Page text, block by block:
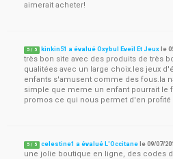
aimerait acheter!
5 / 5 kinkin51 a évalué Oxybul Eveil Et Jeux le
très bon site avec des produits de très
qualitées avec un large choix.les jeux
enfants s'amusent comme des fous.la
simple que meme un enfant pourrait le
promos ce qui nous permet d'en profité
5 / 5 celestine1 a évalué L'Occitane le09/07/
une jolie boutique en ligne, des codes